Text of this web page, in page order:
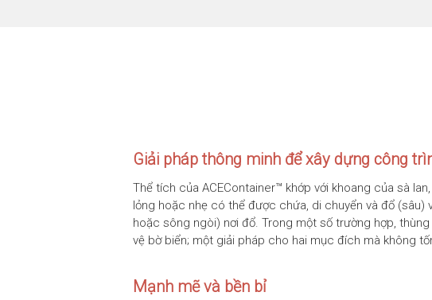
Giải pháp thông minh để xây dựng công
Thể tích của ACEContainer™ khớp với khoang của sà
lỏng hoặc nhẹ có thể được chứa, di chuyển và đổ
hoặc sông ngòi) nơi đổ. Trong một số trường hợp,
vệ bờ biển; một giải pháp cho hai mục đích mà không
Mạnh mẽ và bền bỉ